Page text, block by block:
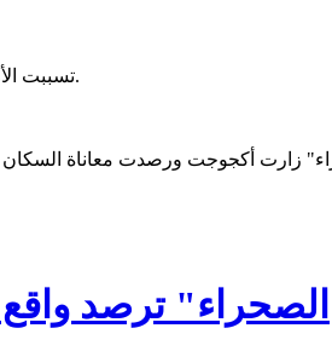
تسببت الأمطار التي شهدتها مدينة أكجوجت، فجر الجمعة، في غمر بعض أحياء المدينة وتشريد عدد من الأسر.
"الصحراء" ترصد